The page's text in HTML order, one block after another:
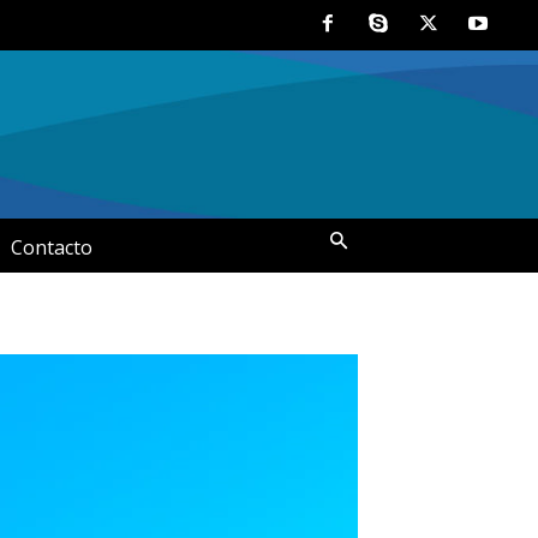
Contacto